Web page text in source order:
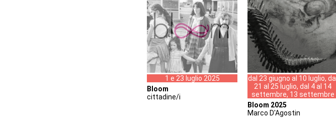
1 e 23 luglio 2025
Bloom
cittadine/i
dal 23 giugno al 10 luglio, dal
21 al 25 luglio, dal 4 al 14
settembre, 13 settembre
Bloom 2025
Marco D'Agostin